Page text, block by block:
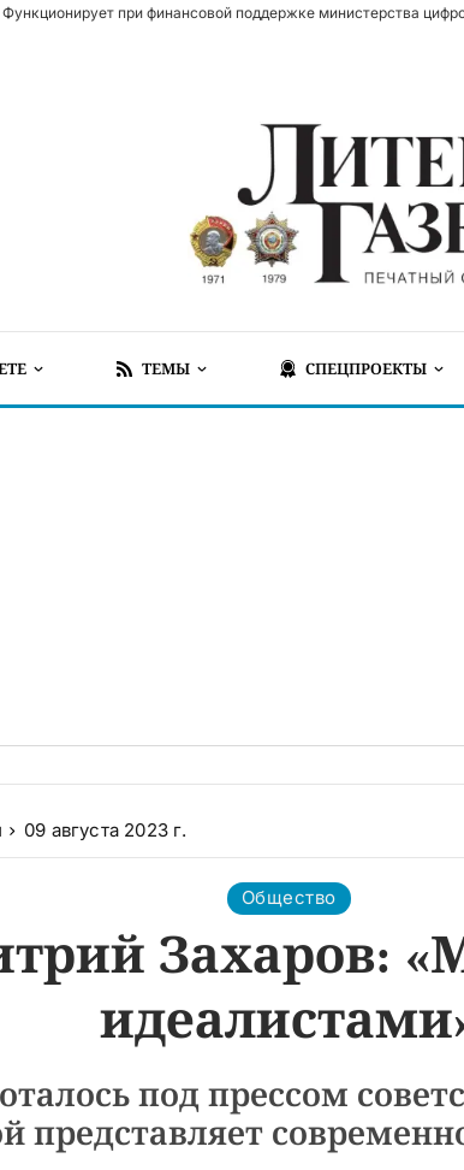
Функционирует при финансовой поддержке министерства
ТЕМЫ СПЕЦПРОЕКТЫ
09 августа 2023 г.
Общество
Захаров:
под прессом
представляет